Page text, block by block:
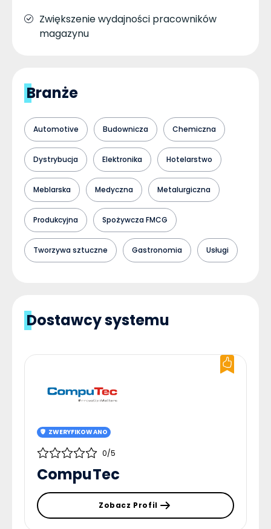
Zwiększenie wydajności pracowników
magazynu
Branże
Automotive Budownicza Chemiczna
Dystrybucja Elektronika Hotelarstwo
Meblarska Medyczna Metalurgiczna
Produkcyjna Spożywcza FMCG
Tworzywa sztuczne Gastronomia Usługi
Dostawcy systemu
ZWERYFIKOWANO
0/5
CompuTec
Zobacz Profil